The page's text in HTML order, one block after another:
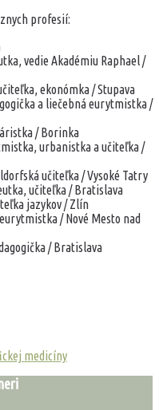
profesií:
vedie Akadémiu Raphael /
ekonómka / Stupava
a liečebná eurytmistka /
/ Borinka
urbanistka a učiteľka /
učiteľka / Vysoké Tatry
učiteľka / Bratislava
jazykov / Zlín
/ Nové Mesto nad
/ Bratislava
medicíny